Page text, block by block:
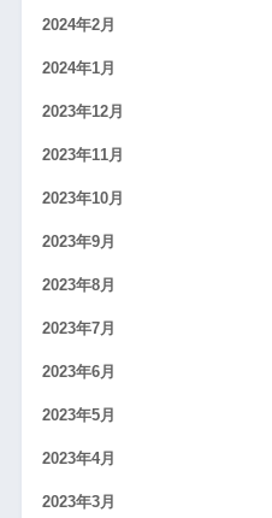
2024年2月
2024年1月
2023年12月
2023年11月
2023年10月
2023年9月
2023年8月
2023年7月
2023年6月
2023年5月
2023年4月
2023年3月